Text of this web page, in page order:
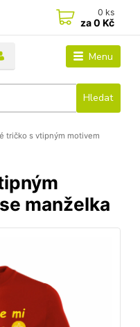
Menu
Hledat
0 ks
za0 Kč
tričko s vtipným motivem
manželka